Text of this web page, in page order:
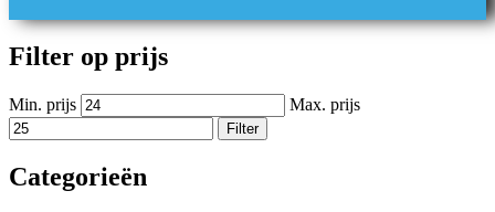
Filter op prijs
Min. prijs Max. prijs
Filter
Categorieën